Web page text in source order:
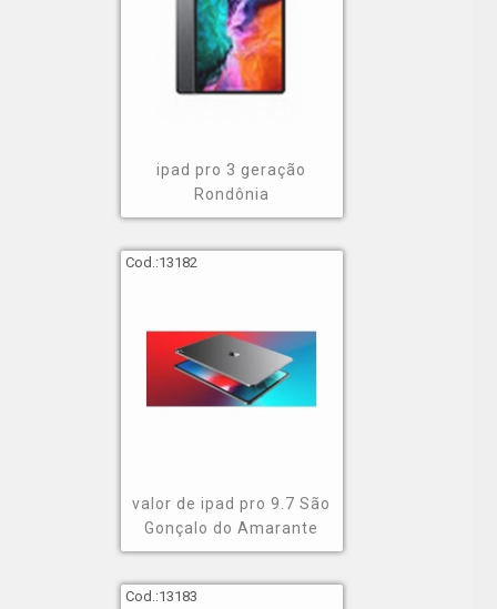
ipad pro 3 geração
Rondônia
Cod.:13182
valor de ipad pro 9.7 São
Gonçalo do Amarante
Cod.:13183